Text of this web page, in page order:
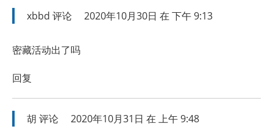
xbbd 评论 2020年10月30日 在 下午 9:13
密藏活动出了吗
回复
胡 评论 2020年10月31日 在 上午 9:48